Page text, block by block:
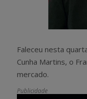
Faleceu nesta
Cunha Martins, o
mercado.
Publicidade